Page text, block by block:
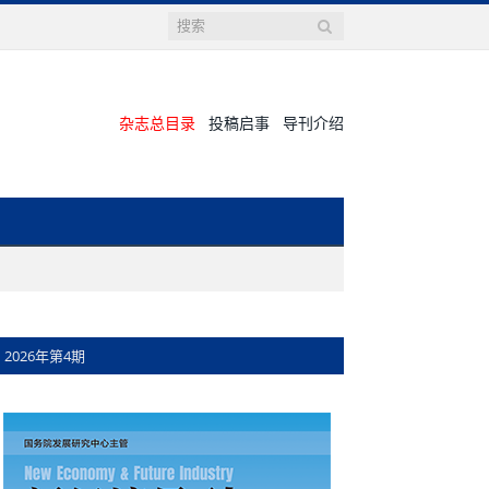
杂志总目录 投稿启事 导刊介绍
2026年第4期